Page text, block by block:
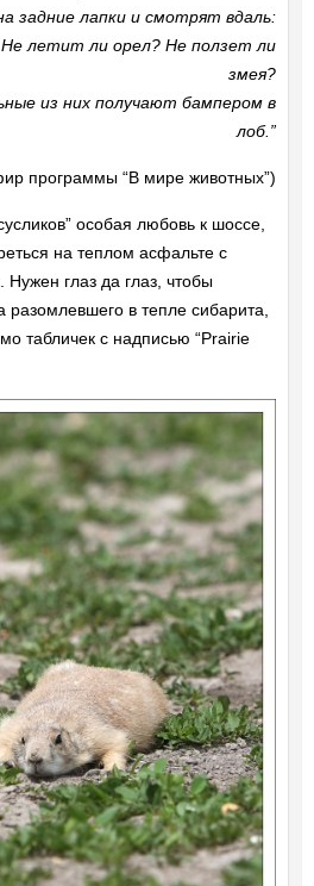
задние лапки и смотрят вдаль:
летит ли орел? Не ползет ли
змея?
из них получают бампером в
лоб.”
программы “В мире животных”)
особая любовь к шоссе,
на теплом асфальте с
Нужен глаз да глаз, чтобы
разомлевшего в тепле сибарита,
табличек с надписью “Prairie